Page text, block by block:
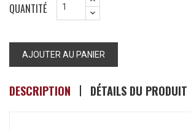
QUANTITÉ
AJOUTER AU PANIER
DESCRIPTION DÉTAILS DU PRODUIT